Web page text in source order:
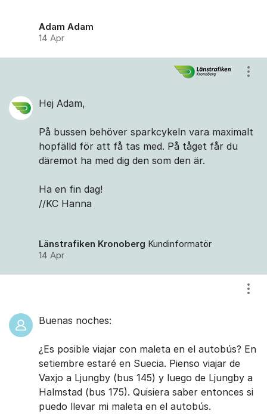
‪Adam Adam‬‏
14 Apr
Hej Adam,
På bussen behöver sparkcykeln vara maximalt
hopfälld för att få tas med. På tåget får du
däremot ha med dig den som den är.
Ha en fin dag!
//KC Hanna
Länstrafiken Kronoberg Kundinformatör
14 Apr
Buenas noches:
¿Es posible viajar con maleta en el autobús? En
setiembre estaré en Suecia. Pienso viajar de
Vaxjo a Ljungby (bus 145) y luego de Ljungby a
Halmstad (bus 175). Quisiera saber entonces si
puedo llevar mi maleta en el autobús.